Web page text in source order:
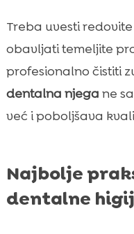
Treba uvesti
obavljati temeljite
profesionalno čistiti
dentalna njega ne
već i poboljšava
Najbolje
dentalne